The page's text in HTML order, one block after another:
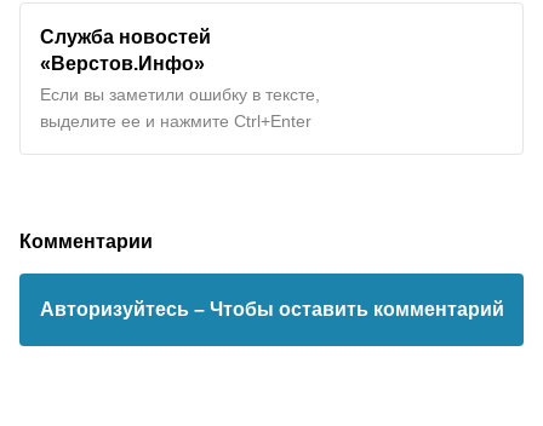
Служба новостей
«Верстов.Инфо»
Если вы заметили ошибку в тексте,
выделите ее и нажмите Ctrl+Enter
Комментарии
Авторизуйтесь – Чтобы оставить комментарий